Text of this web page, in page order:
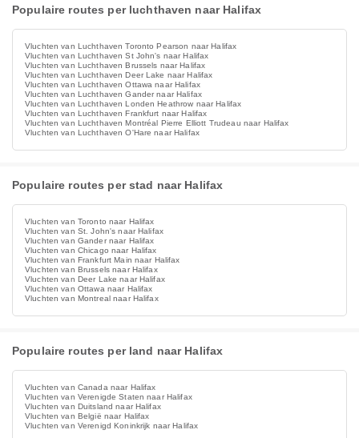
Populaire routes per luchthaven naar Halifax
Vluchten van Luchthaven Toronto Pearson naar Halifax
Vluchten van Luchthaven St John's naar Halifax
Vluchten van Luchthaven Brussels naar Halifax
Vluchten van Luchthaven Deer Lake naar Halifax
Vluchten van Luchthaven Ottawa naar Halifax
Vluchten van Luchthaven Gander naar Halifax
Vluchten van Luchthaven Londen Heathrow naar Halifax
Vluchten van Luchthaven Frankfurt naar Halifax
Vluchten van Luchthaven Montréal Pierre Elliott Trudeau naar Halifax
Vluchten van Luchthaven O'Hare naar Halifax
Populaire routes per stad naar Halifax
Vluchten van Toronto naar Halifax
Vluchten van St. John's naar Halifax
Vluchten van Gander naar Halifax
Vluchten van Chicago naar Halifax
Vluchten van Frankfurt Main naar Halifax
Vluchten van Brussels naar Halifax
Vluchten van Deer Lake naar Halifax
Vluchten van Ottawa naar Halifax
Vluchten van Montreal naar Halifax
Populaire routes per land naar Halifax
Vluchten van Canada naar Halifax
Vluchten van Verenigde Staten naar Halifax
Vluchten van Duitsland naar Halifax
Vluchten van België naar Halifax
Vluchten van Verenigd Koninkrijk naar Halifax